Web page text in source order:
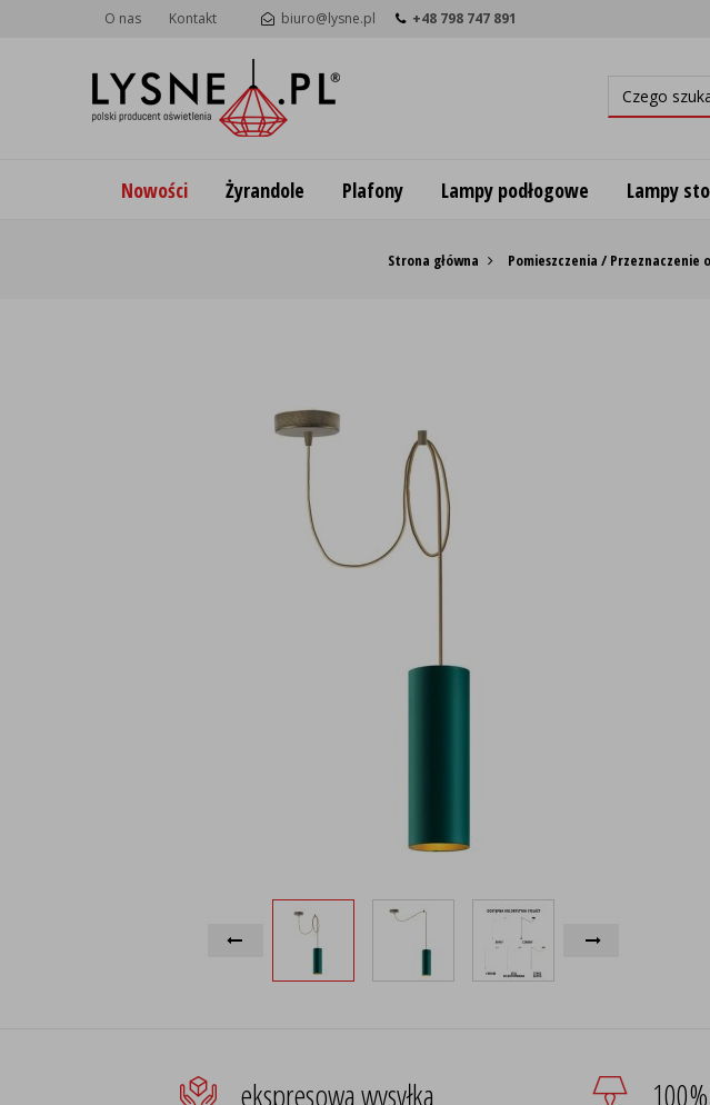
O nas Kontakt biuro@lysne.pl +48 798 747 891
Nowości Żyrandole Plafony Lampy podłogowe Lampy
Strona główna Pomieszczenia / Przeznaczenie
ekspresowa wysyłka